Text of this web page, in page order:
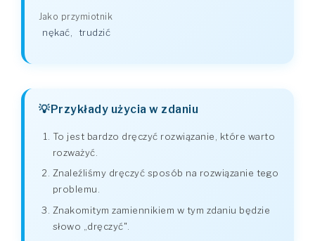
Jako przymiotnik
nękać trudzić
Przykłady użycia w zdaniu
To jest bardzo dręczyć rozwiązanie, które warto
rozważyć.
Znaleźliśmy dręczyć sposób na rozwiązanie tego
problemu.
Znakomitym zamiennikiem w tym zdaniu będzie
słowo „dręczyć".